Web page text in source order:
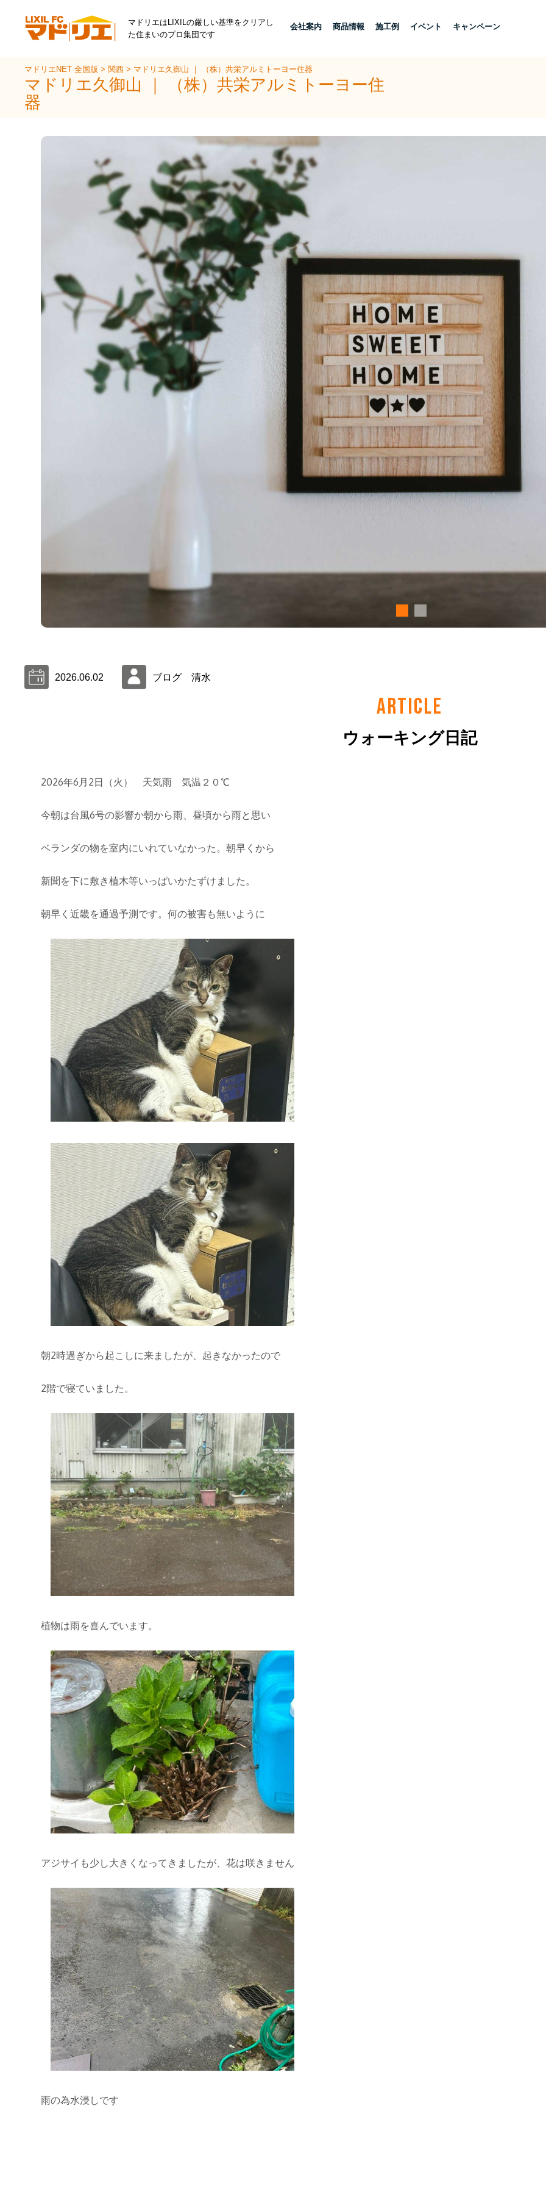
マドリエはLIXILの厳しい基準をクリアし
た住まいのプロ集団です
会社案内 商品情報 施工例 イベント キャンペーン
マドリエNET 全国版> 関西> マドリエ久御山 ｜ （株）共栄アルミトーヨー住器
マドリエ久御山 ｜ （株）共栄アルミトーヨー住
器
2026.06.02 ブログ 清水
ARTICLE
ウォーキング日記